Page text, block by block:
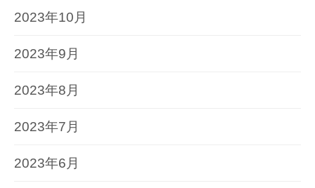
2023年10月
2023年9月
2023年8月
2023年7月
2023年6月